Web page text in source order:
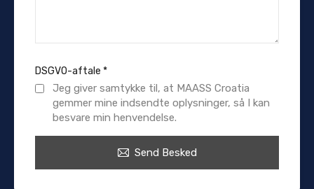
DSGVO-aftale *
Jeg giver samtykke til, at MAASS Croatia
gemmer mine indsendte oplysninger, så I kan
besvare min henvendelse.
Send Besked